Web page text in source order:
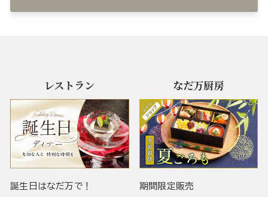
レストラン
誕生日はなだ万で！
なだ万厨房
期間限定販売